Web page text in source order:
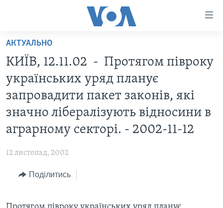
Перейти
матеріалу
Перейти
до
меню
сторінки
Перейти
Пошуку
ГОЛОВНА
АКТУАЛЬНО
НАУКА
АНАЛІТИКА
ПОЛІТИКА В США
АДМІНІСТРАЦІЯ ПРЕЗИДЕНТА ТРАМПА: ПЕРШІ 100
ДНІВ
УКРАЇНЦІ В АМЕРИЦІ
УКРАЇНА
БОРОТЬБА З ДЕЗІНФОРМАЦІЄЮ
АКТУАЛЬНО
КИЇВ, 12.11.02 - Протягом півроку
українських уряд планує
запровадити пакет законів, які
значно лібералізують відносини в
аграрному секторі. - 2002-11-12
12 листопад, 2002
Поділитись